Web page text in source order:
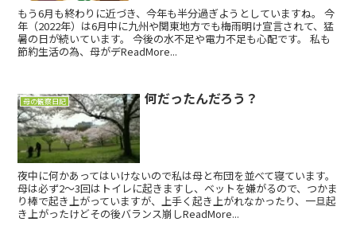
もう6月も終わりに近づき、今年も半分過ぎようとしていますね。 今
年（2022年）は6月中に九州や関東地方でも梅雨明け宣言されて、猛
暑の日が続いています。 今後の水不足や電力不足も心配です。 私も
節約生活の為、母がデReadMore...
母の観察日記 何だったんだろう？
夜中に何かあってはいけないので私は母と布団を並べて寝ています。
母は必ず2～3回はトイレに起きますし、ベットを嫌がるので、つかま
り棒で起き上がっていますが、上手く起き上がれなかったり、一旦起
き上がったけどその後バランス崩しReadMore...